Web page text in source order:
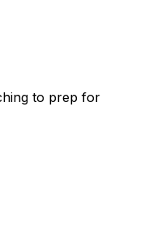
to prep for